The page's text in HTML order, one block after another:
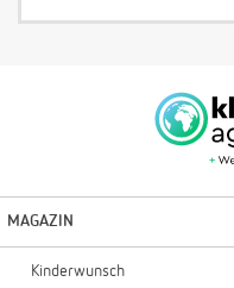
MAGAZIN
Kinderwunsch